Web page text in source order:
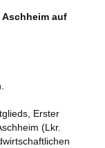
Aschheim auf
Erster
(Lkr.